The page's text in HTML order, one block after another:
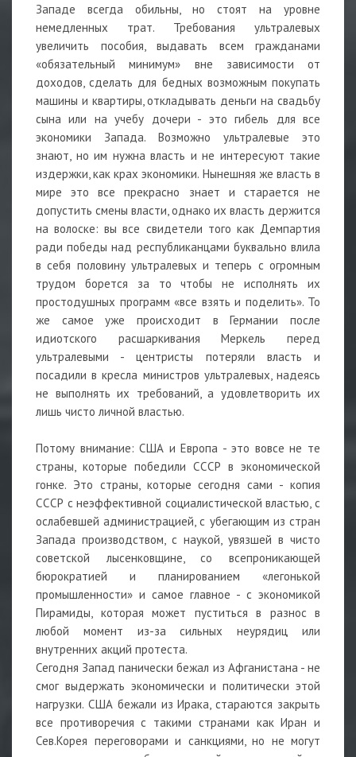
Западе всегда обильны, но стоят на уровне
немедленных трат. Требования ультралевых
увеличить пособия, выдавать всем гражданами
«обязательный минимум» вне зависимости от
доходов, сделать для бедных возможным покупать
машины и квартиры, откладывать деньги на свадьбу
сына или на учебу дочери - это гибель для все
экономики Запада. Возможно ультралевые это
знают, но им нужна власть и не интересуют такие
издержки, как крах экономики. Нынешняя же власть в
мире это все прекрасно знает и старается не
допустить смены власти, однако их власть держится
на волоске: вы все свидетели того как Демпартия
ради победы над республиканцами буквально влила
в себя половину ультралевых и теперь с огромным
трудом борется за то чтобы не исполнять их
простодушных программ «все взять и поделить». То
же самое уже происходит в Германии после
идиотского расшаркивания Меркель перед
ультралевыми - центристы потеряли власть и
посадили в кресла министров ультралевых, надеясь
не выполнять их требований, а удовлетворить их
лишь чисто личной властью.
Потому внимание: США и Европа - это вовсе не те
страны, которые победили СССР в экономической
гонке. Это страны, которые сегодня сами - копия
СССР с неэффективной социалистической властью, с
ослабевшей администрацией, с убегающим из стран
Запада производством, с наукой, увязшей в чисто
советской лысенковщине, со всепроникающей
бюрократией и планированием «легонькой
промышленности» и самое главное - с экономикой
Пирамиды, которая может пуститься в разнос в
любой момент из-за сильных неурядиц или
внутренних акций протеста.
Сегодня Запад панически бежал из Афганистана - не
смог выдержать экономически и политически этой
нагрузки. США бежали из Ирака, стараются закрыть
все противоречия с такими странами как Иран и
Сев.Корея переговорами и санкциями, но не могут